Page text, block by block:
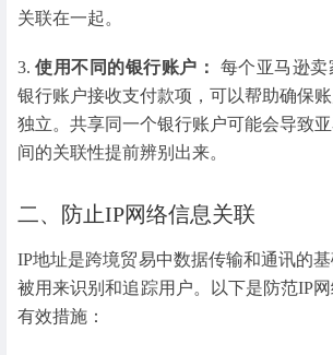
关联在一起。
3.使用不同的银行账户：
每个亚马逊卖
银行账户接收支付款项，可以帮助确保
独立。共享同一个银行账户可能会导致
间的关联性提前辨别出来。
二、防止IP网络信息关联
IP地址是跨境贸易中数据传输和通讯的
被用来识别和追踪用户。以下是防范IP
有效措施：